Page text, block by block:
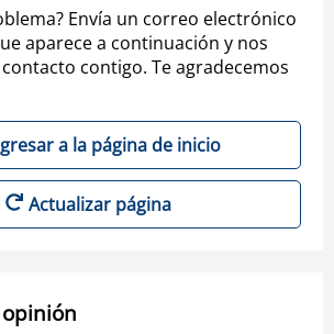
Envía un correo electrónico
aparece a continuación y nos
contigo. Te agradecemos
a la página de inicio
Actualizar página